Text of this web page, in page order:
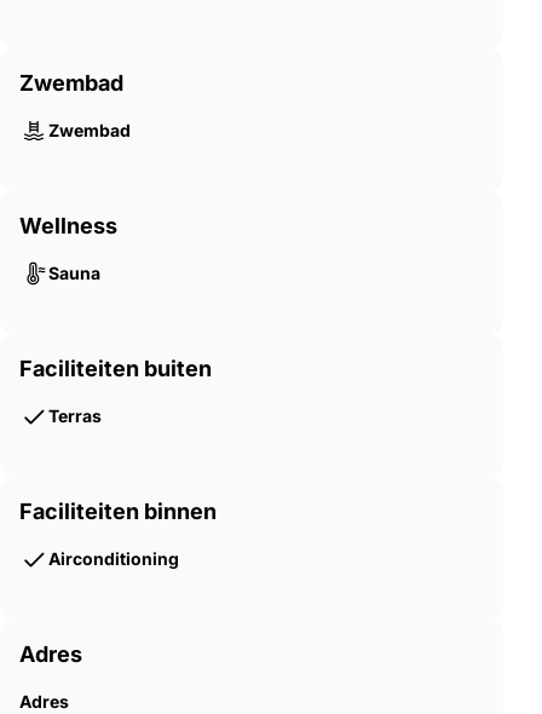
Zwembad
Zwembad
Wellness
Sauna
Faciliteiten buiten
Terras
Faciliteiten binnen
Airconditioning
Adres
Adres